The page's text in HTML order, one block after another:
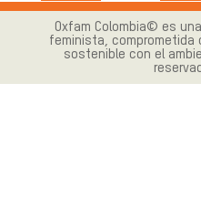
Oxfam Colombia© es
feminista, comprometida
sostenible con el